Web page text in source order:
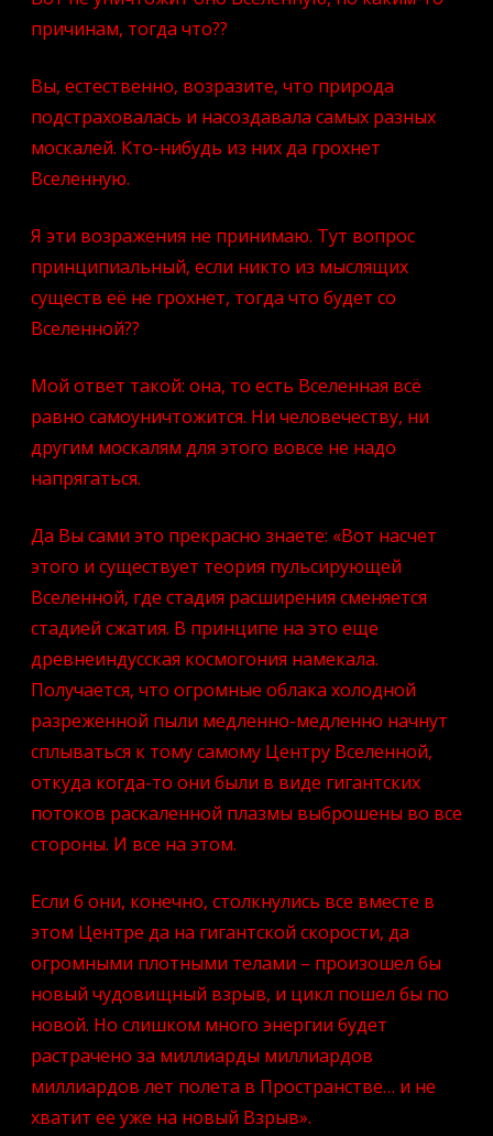
причинам, тогда что??
Вы, естественно, возразите, что природа
подстраховалась и насоздавала самых разных
москалей. Кто-нибудь из них да грохнет
Вселенную.
Я эти возражения не принимаю. Тут вопрос
принципиальный, если никто из мыслящих
существ её не грохнет, тогда что будет со
Вселенной??
Мой ответ такой: она, то есть Вселенная всё
равно самоуничтожится. Ни человечеству, ни
другим москалям для этого вовсе не надо
напрягаться.
Да Вы сами это прекрасно знаете: «Вот насчет
этого и существует теория пульсирующей
Вселенной, где стадия расширения сменяется
стадией сжатия. В принципе на это еще
древнеиндусская космогония намекала.
Получается, что огромные облака холодной
разреженной пыли медленно-медленно начнут
сплываться к тому самому Центру Вселенной,
откуда когда-то они были в виде гигантских
потоков раскаленной плазмы выброшены во все
стороны. И все на этом.
Если б они, конечно, столкнулись все вместе в
этом Центре да на гигантской скорости, да
огромными плотными телами – произошел бы
новый чудовищный взрыв, и цикл пошел бы по
новой. Но слишком много энергии будет
растрачено за миллиарды миллиардов
миллиардов лет полета в Пространстве… и не
хватит ее уже на новый Взрыв».